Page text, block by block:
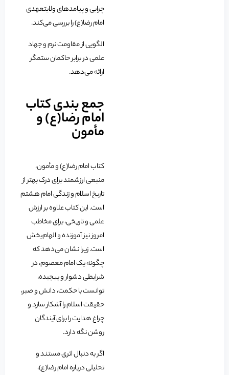
چرایی و پیامدهای ولایتعهدی
امام رضا(ع) را بررسی می‌کند.
الگویی از مقاومت نرم و جهاد
علمی در برابر حاکمان ستمگر
ارائه می‌دهد.
جمع بندی کتاب
امام رضا(ع) و
مأمون
کتاب امام رضا(ع) و مأمون،
منبعی ارزشمند برای درک بهتر از
تاریخ اسلام و زندگی امام هشتم
است. این کتاب علاوه بر ارزش
علمی و تاریخی، برای مخاطب
امروز نیز آموزنده و الهام‌بخش
است. زیرا نشان می‌دهد که
چگونه یک امام معصوم، در
شرایطی دشوار و پیچیده،
توانست با حکمت، دانش و صبر،
حقیقت اسلام را آشکار سازد و
چراغ هدایت را برای آیندگان
روشن نگه دارد.
اگر به دنبال اثری مستند و
تحلیلی درباره امام رضا(ع)،